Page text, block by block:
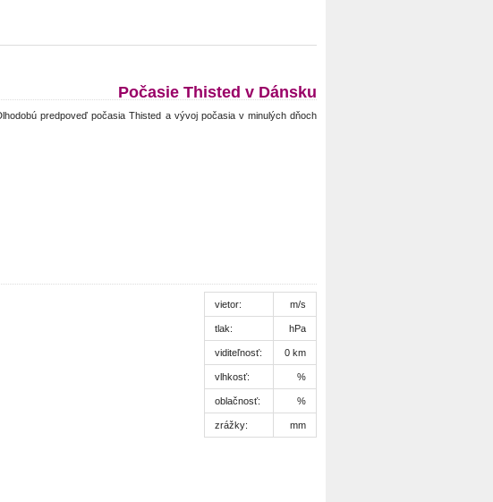
Počasie Thisted v Dánsku
predpoveď počasia Thisted a vývoj počasia v minulých dňoch
vietor: m/s
tlak: hPa
viditeľnosť: 0 km
vlhkosť: %
oblačnosť: %
zrážky: mm